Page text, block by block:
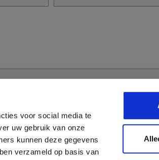
voor social media te
uw gebruik van onze
kunnen deze gegevens
verzameld op basis van